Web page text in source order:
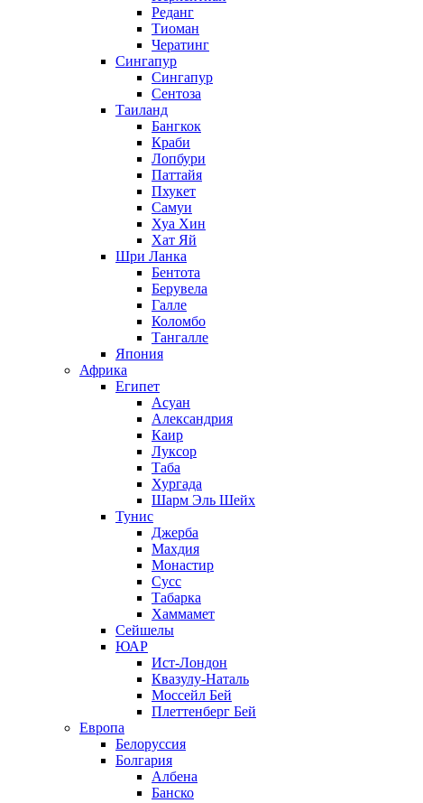
Реданг
Тиоман
Чератинг
Сингапур
Сингапур
Сентоза
Таиланд
Бангкок
Краби
Лопбури
Паттайя
Пхукет
Самуи
Хуа Хин
Хат Яй
Шри Ланка
Бентота
Берувела
Галле
Коломбо
Тангалле
Япония
Африка
Египет
Асуан
Александрия
Каир
Луксор
Таба
Хургада
Шарм Эль Шейх
Тунис
Джерба
Махдия
Монастир
Сусс
Табарка
Хаммамет
Сейшелы
ЮАР
Ист-Лондон
Квазулу-Наталь
Моссейл Бей
Плеттенберг Бей
Европа
Белоруссия
Болгария
Албена
Банско